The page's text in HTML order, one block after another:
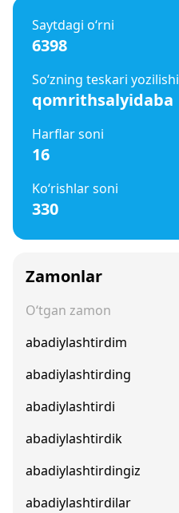
Saytdagi o‘rni
6398
So‘zning teskari yozilishi
qomrithsalyidaba
Harflar soni
16
Ko‘rishlar soni
330
Zamonlar
O‘tgan zamon
abadiylashtirdim
abadiylashtirding
abadiylashtirdi
abadiylashtirdik
abadiylashtirdingiz
abadiylashtirdilar